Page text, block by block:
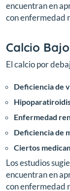
encuentran en
con enfermedad
Calcio
El calcio por
Deficiencia de
Enfermedad
Deficiencia de
Ciertos
Los estudios
encuentran en
con enfermedad